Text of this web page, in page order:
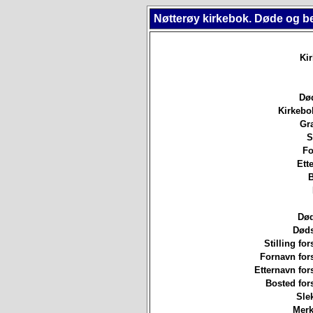
Nøtterøy kirkebok. Døde og
Stilling
Fornavn
Etternavn
Bosted